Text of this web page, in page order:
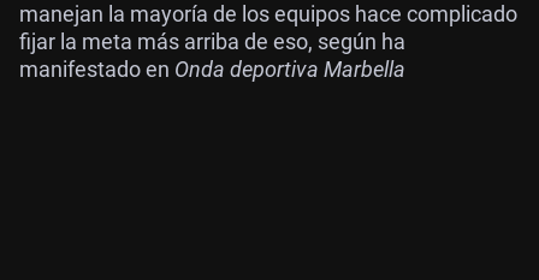
manejan la mayoría de los equipos hace complicado
fijar la meta más arriba de eso, según ha
manifestado en Onda deportiva Marbella